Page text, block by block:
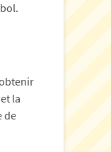
la
de